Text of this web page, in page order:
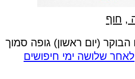
, חוף
(יום ראשון) גופה סמוך
לאחר שלושה ימי חיפושים